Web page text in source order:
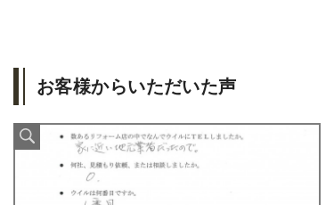
お客様からいただいた声